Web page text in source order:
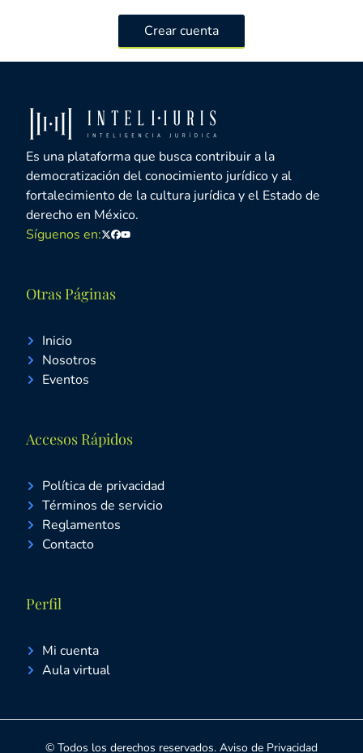
Crear cuenta
Es una plataforma que busca contribuir a la
democratización del conocimiento jurídico y al
fortalecimiento de la cultura jurídica y el Estado de
derecho en México.
Síguenos en:Twitter
Facebook
Youtube
Otras Páginas
Inicio
Nosotros
Eventos
Accesos Rápidos
Política de privacidad
Términos de servicio
Reglamentos
Contacto
Perfil
Mi cuenta
Aula virtual
© Todos los derechos reservados. Aviso de Privacidad